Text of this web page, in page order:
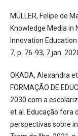
MÜLLER, Felipe de
Knowledge Media in
Innovation
7, p. 76-93, 7 jan.
OKADA, Alexandra et
FORMAÇÃO DE
2030 com a
et al. Educação fora
perspectivas sobre